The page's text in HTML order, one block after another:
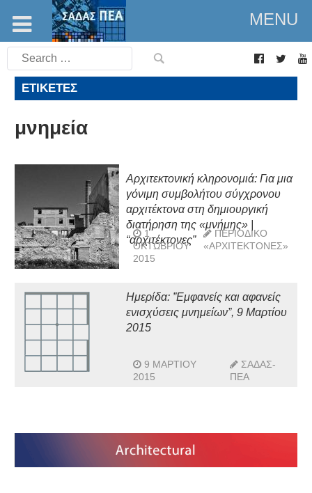
MENU
Search
for:
ΕΤΙΚΈΤΕΣ
μνημεία
Aρχιτεκτονική κληρονομιά: Για μια
γόνιμη συμβολήτου σύγχρονου
αρχιτέκτονα στη δημιουργική
διατήρηση της «μνήμης» |
“αρχιτέκτονες”
1
ΟΚΤΩΒΡΊΟΥ
2015
ΠΕΡΙΟΔΙΚΌ
«ΑΡΧΙΤΈΚΤΟΝΕΣ»
Ημερίδα: ”Εμφανείς και αφανείς
ενισχύσεις μνημείων”, 9 Μαρτίου
2015
9 ΜΑΡΤΊΟΥ
2015
ΣΑΔΑΣ-
ΠΕΑ